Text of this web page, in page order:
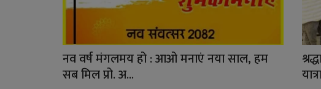
नव वर्ष मंगलमय हो : आओ मनाएं नया साल, हम
सब मिल प्रो. अ...